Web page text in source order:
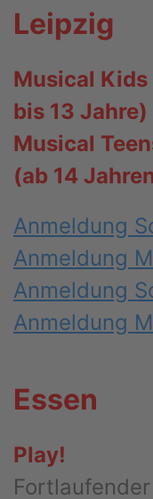
Leipzig
Musical
bis 13 Jahre)
Musical
(ab 14
Anmeldung
Anmeldung
Anmeldung
Anmeldung
Essen
Play!